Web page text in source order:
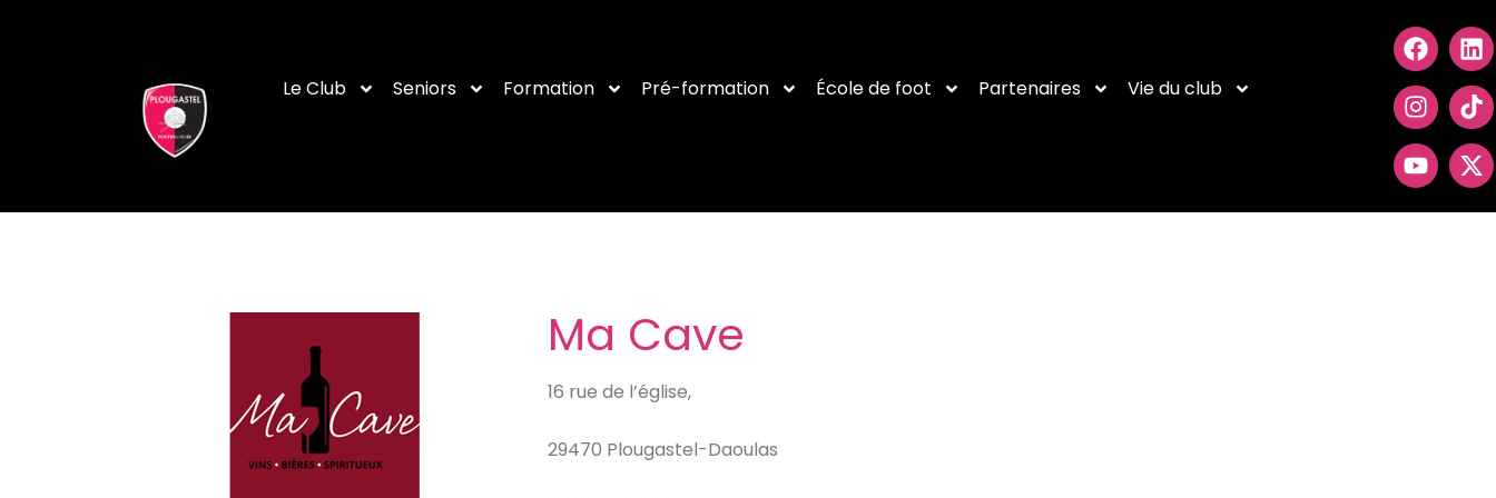
Le Club Seniors Formation Pré-formation École de foot Partenaires Vie du club
Ma Cave
16 rue de l’église,
29470 Plougastel-Daoulas